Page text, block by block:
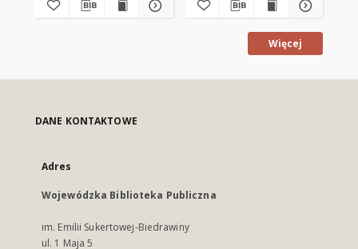
Więcej
DANE KONTAKTOWE
Adres
Wojewódzka Biblioteka Publiczna
im. Emilii Sukertowej-Biedrawiny
ul. 1 Maja 5